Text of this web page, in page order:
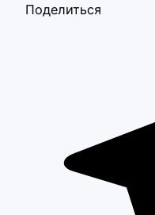
Поделиться